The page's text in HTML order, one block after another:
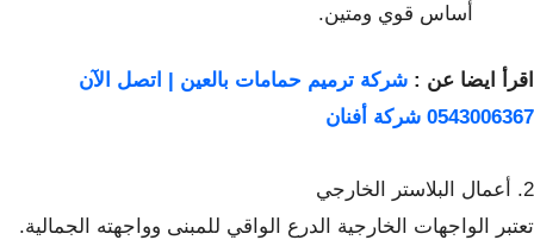
أساس قوي ومتين.
اقرأ ايضا عن : شركة ترميم حمامات بالعين | اتصل الآن
0543006367 شركة أفنان
2. أعمال البلاستر الخارجي
تعتبر الواجهات الخارجية الدرع الواقي للمبنى وواجهته الجمالية.